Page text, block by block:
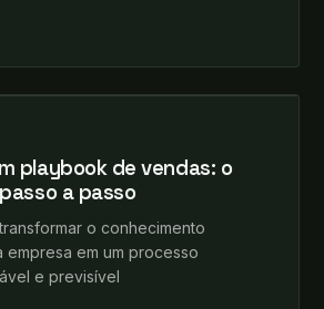
leosomma+
playbook de vendas: o
a passo
o conhecimento
empresa em um processo
e previsível